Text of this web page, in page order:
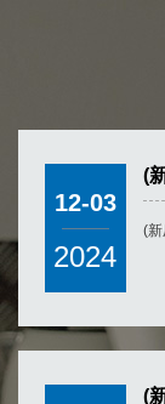
12-03
2024
(
(
(